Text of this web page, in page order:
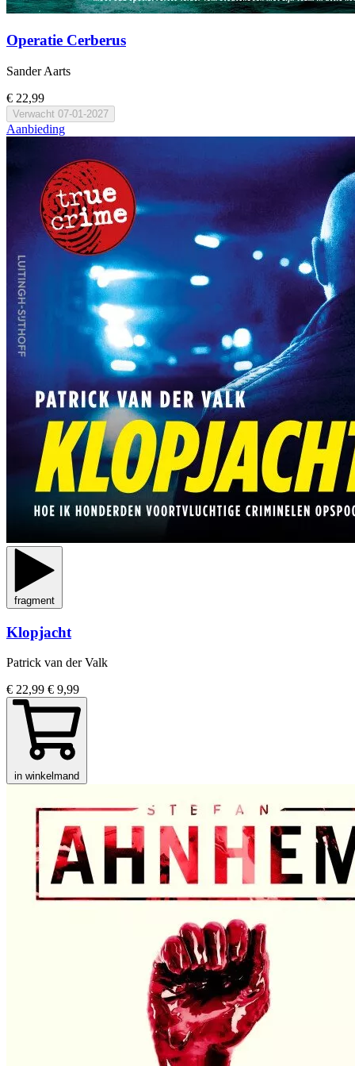
Operatie Cerberus
Sander Aarts
€ 22,99
Verwacht 07-01-2027
Aanbieding
fragment
Klopjacht
Patrick van der Valk
€ 22,99 € 9,99
in winkelmand